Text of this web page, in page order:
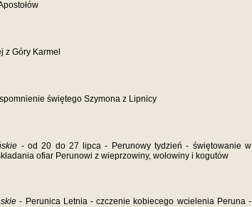
z Góry Karmel
świętego Szymona z Lipnicy
- od 20 do 27 lipca - Perunowy tydzień - świętowanie w
ofiar Perunowi z wieprzowiny, wołowiny i kogutów
- Perunica Letnia - czczenie kobiecego wcielenia Peruna -